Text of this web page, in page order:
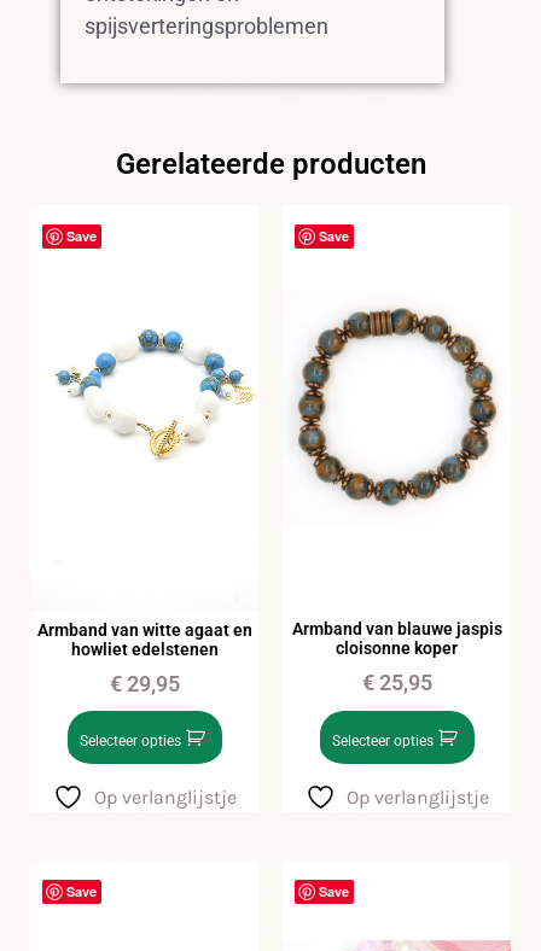
spijsverteringsproblemen
Gerelateerde producten
Save
Armband van witte agaat en
howliet edelstenen
€29,95
Selecteer opties
Op verlanglijstje
Save
Armband van blauwe jaspis
cloisonne koper
€25,95
Selecteer opties
Op verlanglijstje
Save Save